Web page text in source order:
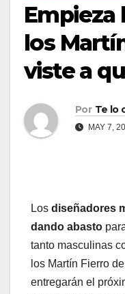
Empieza
los
viste a
Por Te lo
MAY 7,
Los diseñadores
dando abasto
tanto masculinas
los Martín Fierro
entregarán el